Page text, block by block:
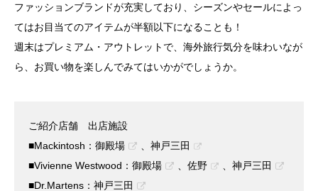
ファッションブランドが充実しており、シーズンやセールによっ
てはお目当てのアイテムが半額以下になることも！
週末はプレミアム・アウトレットで、海外旅行気分を味わいなが
ら、お買い物を楽しんでみてはいかがでしょうか。
ご紹介店舗 出店施設
■Mackintosh： 御殿場
神戸三田
■Vivienne Westwood： 御殿場 佐野 、神戸三田
■Dr.Martens： 神戸三田